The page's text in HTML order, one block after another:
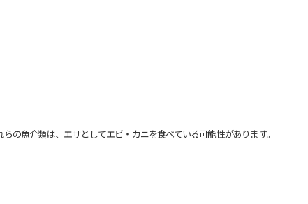
魚介類は、エサとしてエビ・カニを食べている可能性があります。